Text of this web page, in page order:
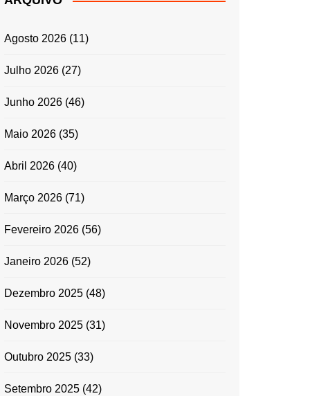
ENTRADAS E
GRATINADOS
MASSAS
TEMPEROS
MICRO-ONDAS
PORTUGUESA
Agosto 2026 (11)
Julho 2026 (27)
Junho 2026 (46)
Maio 2026 (35)
Abril 2026 (40)
Março 2026 (71)
Fevereiro 2026 (56)
Janeiro 2026 (52)
Dezembro 2025 (48)
Novembro 2025 (31)
Outubro 2025 (33)
Setembro 2025 (42)